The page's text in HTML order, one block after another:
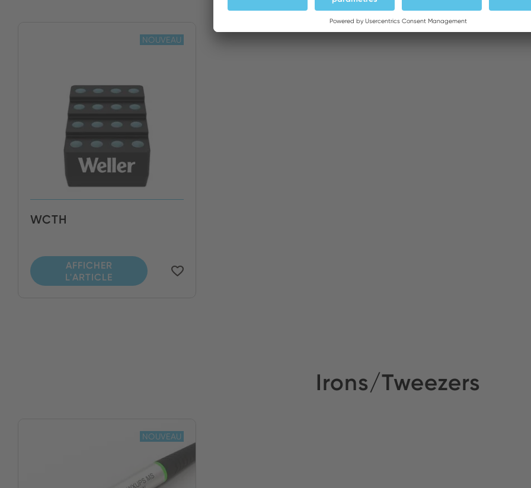
WCTH
AFFICHER
L'ARTICLE
NOUVEAU
Irons/Tweezers
NOUVEAU